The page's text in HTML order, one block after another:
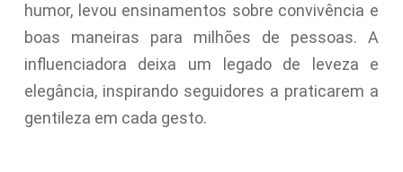
humor, levou ensinamentos sobre convivência e
boas maneiras para milhões de pessoas. A
influenciadora deixa um legado de leveza e
elegância, inspirando seguidores a praticarem a
gentileza em cada gesto.